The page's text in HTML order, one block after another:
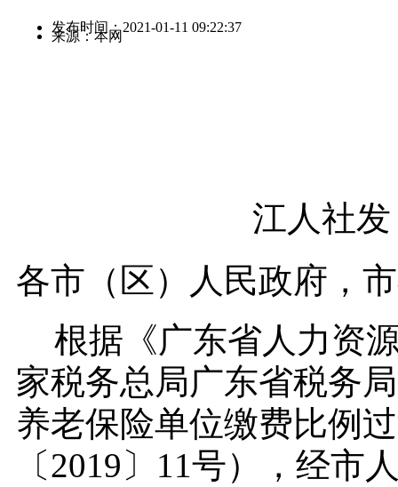
发布时间：2021-01-11 09:22:37
来源：本网
江人社发
各市（区）人民政府，
根据《广东省人力资
家税务总局广东省税务
养老保险单位缴费比例
〔2019〕11号），经市